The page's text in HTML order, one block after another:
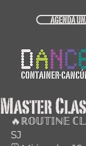
AGENDA
Master
🔥ℝ𝕆𝕌𝕋𝕀ℕ𝔼
SJ